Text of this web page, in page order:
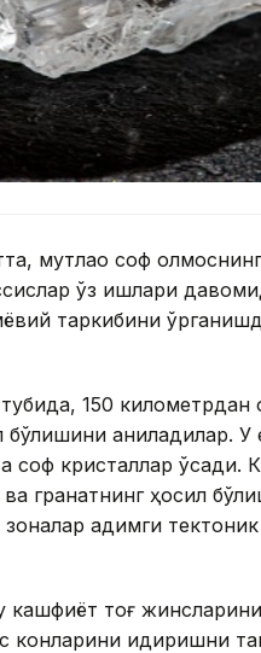
мутлақо соф
ўз ишлари
таркибини
150 километрдан
аниқладилар. У
соф кристаллар ўсади.
гранатнинг ҳосил
қадимги
кашфиёт тоғ
конларини қидиришни